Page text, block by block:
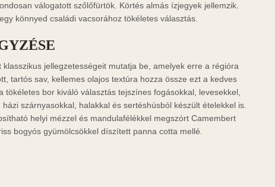
válogatott szőlőfürtök. Körtés almás ízjegyek jellemzik.
könnyed családi vacsorához tökéletes választás.
jellegzetességeit mutatja be, amelyek erre a régióra
tartós sav, kellemes olajos textúra hozza össze ezt a kedves
tökéletes bor kiváló választás tejszínes fogásokkal, levesekkel,
szárnyasokkal, halakkal és sertéshúsból készült ételekkel is.
helyi mézzel és mandulafélékkel megszórt Camembert
bogyós gyümölcsökkel díszített panna cotta mellé.
hogy időnként tájékoztassuk új borainkról rendezvényeinkről